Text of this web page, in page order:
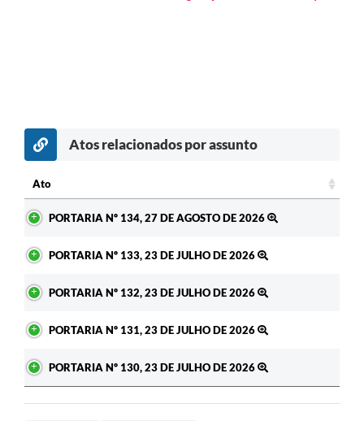
Atos relacionados por assunto
Ato
PORTARIA Nº 134, 27 DE AGOSTO DE 2026
PORTARIA Nº 133, 23 DE JULHO DE 2026
PORTARIA Nº 132, 23 DE JULHO DE 2026
PORTARIA Nº 131, 23 DE JULHO DE 2026
PORTARIA Nº 130, 23 DE JULHO DE 2026